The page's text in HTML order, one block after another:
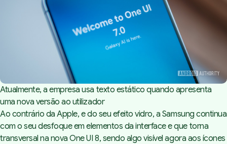
Atualmente, a empresa usa texto estático quando apresenta
uma nova versão ao utilizador
Ao contrário da Apple, e do seu efeito vidro, a Samsung continua
com o seu desfoque em elementos da interface e que torna
transversal na nova One UI 8, sendo algo visível agora aos ícones